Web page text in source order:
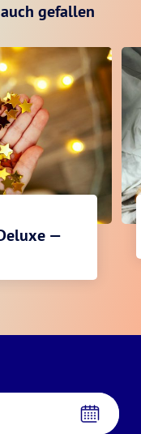
gefallen
—